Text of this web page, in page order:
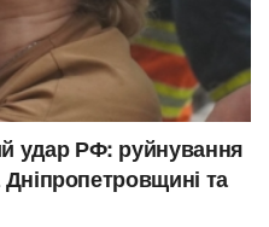
удар РФ: руйнування
Дніпропетровщині та